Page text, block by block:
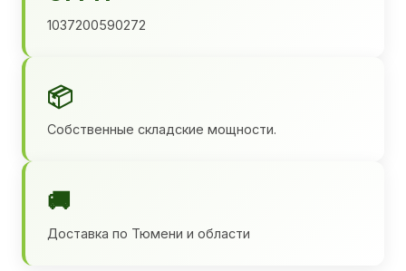
1037200590272
📦
Собственные складские мощности.
🚚
Доставка по Тюмени и области